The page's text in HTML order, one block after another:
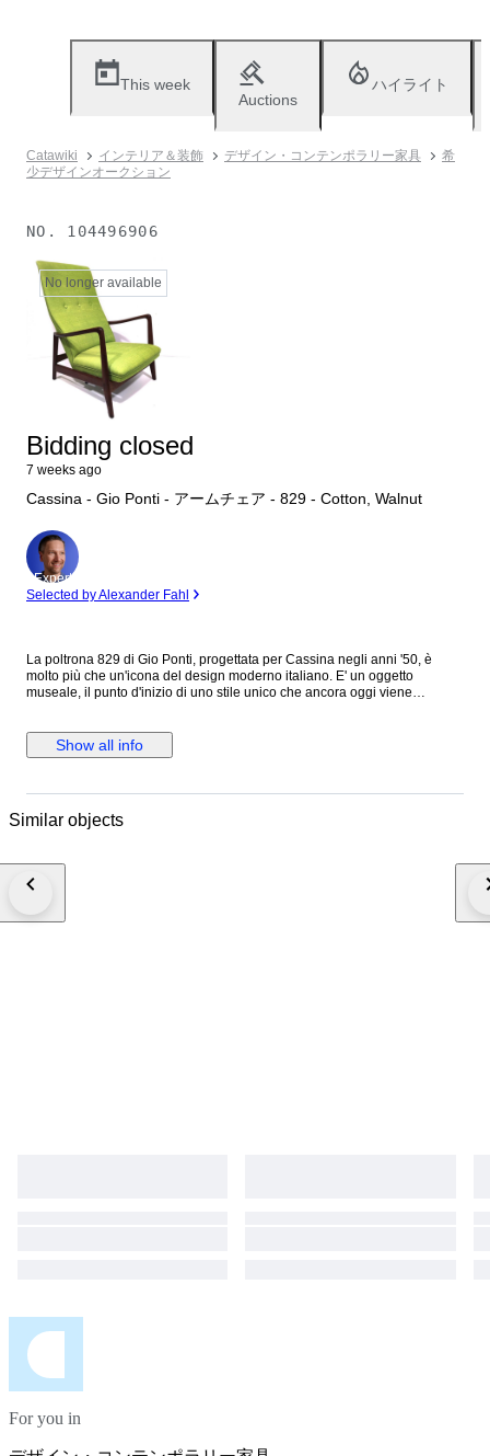
This week
Auctions
ハイライト
Catawiki インテリア＆装飾 デザイン・コンテンポラリー家具
希
少デザインオークション
NO. 104496906
No longer available
Bidding closed
7 weeks ago
Cassina - Gio Ponti - アームチェア - 829 - Cotton, Walnut
Expert
Selected by Alexander Fahl
La poltrona 829 di Gio Ponti, progettata per Cassina negli anni '50, è
molto più che un'icona del design moderno italiano. E' un oggetto
museale, il punto d'inizio di uno stile unico che ancora oggi viene
dell'ebanisteria del 900. Caratterizzata da un sistema meccanico
reclinabile, é un omaggio alla bellezza ed alla funzionalità, offrendo
quest'asta è stata realizzata in legno di noce massello giuntato e rifinita
massimo confort di seduta. Bibliografia: U.La Pietra, Gio Ponti, L’Arte si
di fare offerte
Show all info
Similar objects
For you in